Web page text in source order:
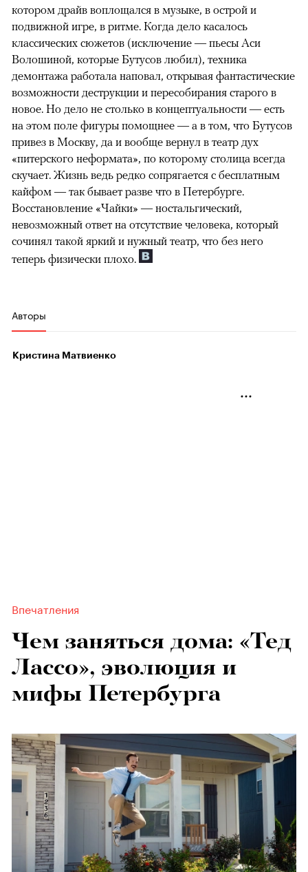
котором драйв воплощался в музыке, в острой и
подвижной игре, в ритме. Когда дело касалось
классических сюжетов (исключение — пьесы Аси
Волошиной, которые Бутусов любил), техника
демонтажа работала наповал, открывая фантастические
возможности деструкции и пересобирания старого в
новое. Но дело не столько в концептуальности — есть
на этом поле фигуры помощнее — а в том, что Бутусов
привез в Москву, да и вообще вернул в театр дух
«питерского неформата», по которому столица всегда
скучает. Жизнь ведь редко сопрягается с бесплатным
кайфом — так бывает разве что в Петербурге.
Восстановление «Чайки» — ностальгический,
невозможный ответ на отсутствие человека, который
сочинял такой яркий и нужный театр, что без него
теперь физически плохо.
Авторы
Кристина Матвиенко
Впечатления
Чем заняться дома: «Тед
Лассо», эволюция и
мифы Петербурга